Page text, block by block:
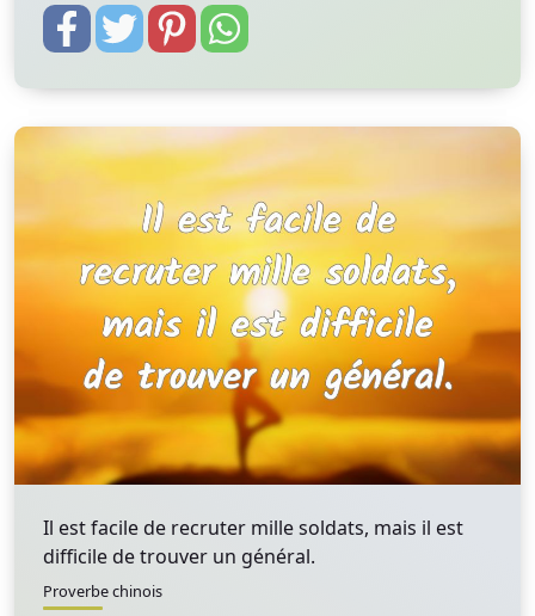
Il est facile de recruter mille soldats, mais il est
difficile de trouver un général.
Proverbe chinois